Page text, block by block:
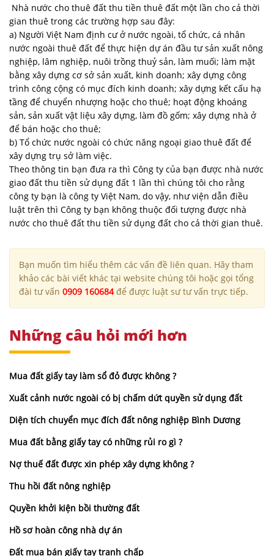
Nhà nước cho thuê đất thu tiền thuê đất một lần cho cả thời
gian thuê trong các trường hợp sau đây:
a) Người Việt Nam định cư ở nước ngoài, tổ chức, cá nhân
nước ngoài thuê đất để thực hiện dự án đầu tư sản xuất nông
nghiệp, lâm nghiệp, nuôi trồng thuỷ sản, làm muối; làm mặt
bằng xây dựng cơ sở sản xuất, kinh doanh; xây dựng công
trình công cộng có mục đích kinh doanh; xây dựng kết cấu hạ
tầng để chuyển nhượng hoặc cho thuê; hoạt động khoáng
sản, sản xuất vật liệu xây dựng, làm đồ gốm; xây dựng nhà ở
để bán hoặc cho thuê;
b) Tổ chức nước ngoài có chức năng ngoại giao thuê đất để
xây dựng trụ sở làm việc.
Theo thông tin bạn đưa ra thì Công ty của bạn được nhà nước
giao đất thu tiền sử dụng đất 1 lần thì chúng tôi cho rằng
công ty bạn là công ty Việt Nam, do vậy, như viện dẫn điều
luật trên thì Công ty bạn không thuộc đối tượng được nhà
nước cho thuê đất thu tiền sử dụng đất cho cả thời gian thuê.
Bạn muốn tìm hiểu thêm các vấn đề liên quan. Hãy tham
khảo các bài viết khác tại website chúng tôi hoặc gọi tổng
đài tư vấn 0909 160684để được luật sư tư vấn trực tiếp.
Những câu hỏi mới hơn
Mua đất giấy tay làm sổ đỏ được không ?
Xuất cảnh nước ngoài có bị chấm dứt quyền sử dụng đất
Diện tích chuyển mục đích đất nông nghiệp Bình Dương
Mua đất bằng giấy tay có những rủi ro gì ?
Nợ thuế đất được xin phép xây dựng không ?
Thu hồi đất nông nghiệp
Quyền khởi kiện bồi thường đất
Hồ sơ hoàn công nhà dự án
Đất mua bán giấy tay tranh chấp